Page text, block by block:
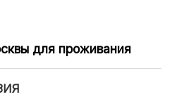
для проживания